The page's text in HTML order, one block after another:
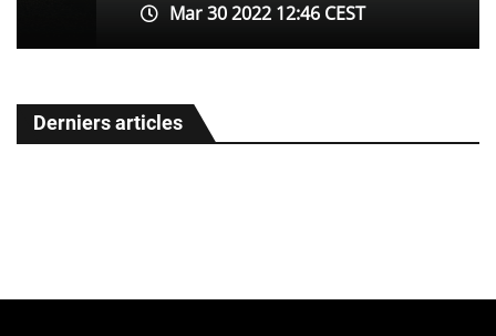
Mar 30 2022 12:46 CEST
Derniers articles